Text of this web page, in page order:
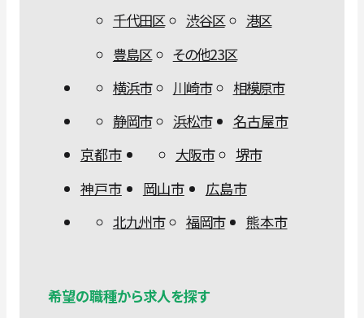
千代田区 渋谷区
港区
豊島区
その他23区
横浜市
川崎市
相模原市
静岡市
浜松市
名古屋市
京都市
大阪市
堺市
神戸市
岡山市
広島市
北九州市
福岡市 熊本市
希望の職種から求人を探す